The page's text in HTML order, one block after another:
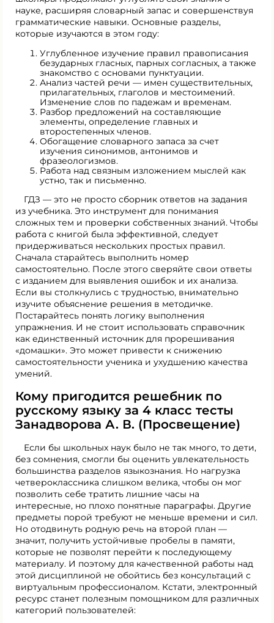
науке, расширяя словарный запас и совершенствуя
грамматические навыки. Основные разделы,
которые изучаются в этом году:
Углубленное изучение правил правописания
безударных гласных, парных согласных, а также
знакомство с основами пунктуации.
Анализ частей речи — имен существительных,
прилагательных, глаголов и местоимений.
Изменение слов по падежам и временам.
Разбор предложений на составляющие
элементы, определение главных и
второстепенных членов.
Обогащение словарного запаса за счет
изучения синонимов, антонимов и
фразеологизмов.
Работа над связным изложением мыслей как
устно, так и письменно.
ГДЗ — это не просто сборник ответов на задания
из учебника. Это инструмент для понимания
сложных тем и проверки собственных знаний. Чтобы
работа с книгой была эффективной, следует
придерживаться нескольких простых правил.
Сначала старайтесь выполнить номер
самостоятельно. После этого сверяйте свои ответы
с изданием для выявления ошибок и их анализа.
Если вы столкнулись с трудностью, внимательно
изучите объяснение решения в методичке.
Постарайтесь понять логику выполнения
упражнения. И не стоит использовать справочник
как единственный источник для прорешивания
«домашки». Это может привести к снижению
самостоятельности ученика и ухудшению качества
умений.
Кому пригодится решебник по
русскому языку за 4 класс тесты
Занадворова А. В. (Просвещение)
Если бы школьных наук было не так много, то дети,
без сомнения, смогли бы оценить увлекательность
большинства разделов языкознания. Но нагрузка
четвероклассника слишком велика, чтобы он мог
позволить себе тратить лишние часы на
интересные, но плохо понятные параграфы. Другие
предметы порой требуют не меньше времени и сил.
Но отодвинуть родную речь на второй план —
значит, получить устойчивые пробелы в памяти,
которые не позволят перейти к последующему
материалу. И поэтому для качественной работы над
этой дисциплиной не обойтись без консультаций с
виртуальным профессионалом. Кстати, электронный
ресурс станет полезным помощником для различных
категорий пользователей: